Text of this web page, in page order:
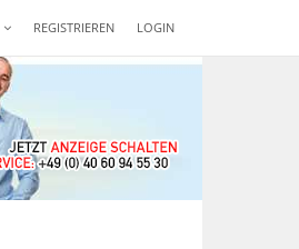
REGISTRIEREN LOGIN